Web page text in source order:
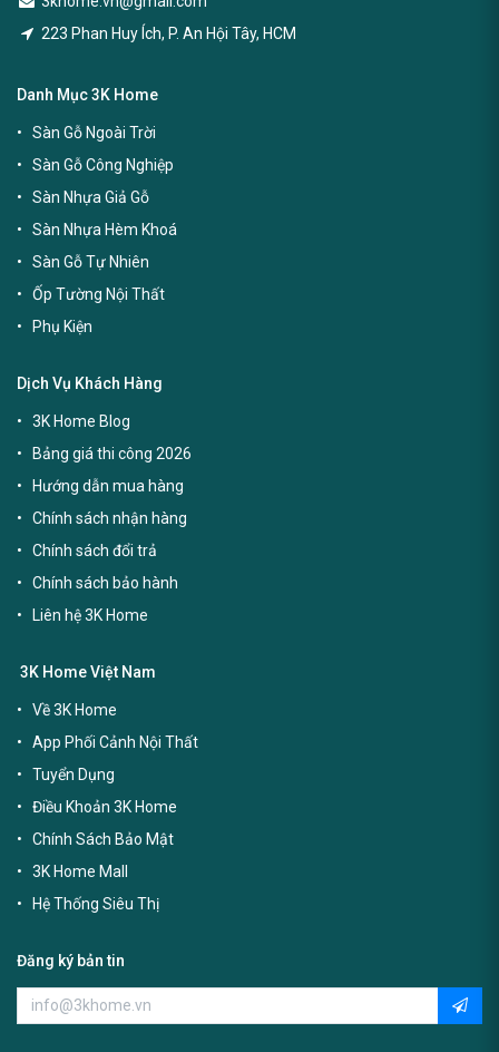
223 Phan Huy Ích, P. An Hội Tây, HCM
Danh Mục 3K Home
Sàn Gỗ Ngoài Trời
Sàn Gỗ Công Nghiệp
Sàn Nhựa Giả Gỗ
Sàn Nhựa Hèm Khoá
Sàn Gỗ Tự Nhiên
Ốp Tường Nội Thất
Phụ Kiện
Dịch Vụ Khách Hàng
3K Home Blog
Bảng giá thi công 2026
Hướng dẫn mua hàng
Chính sách nhận hàng
Chính sách đổi trả
Chính sách bảo hành
Liên hệ 3K Home
3K Home Việt Nam
Về 3K Home
App Phối Cảnh Nội Thất
Tuyển Dụng
Điều Khoản 3K Home
Chính Sách Bảo Mật
3K Home Mall
Hệ Thống Siêu Thị
Đăng ký bản tin